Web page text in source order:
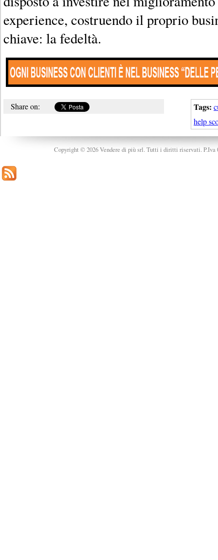
experience, costruendo il proprio
chiave: la fedeltà.
Tags:
help
Share on:
Copyright © 2026 Vendere di più srl. Tutti i diritti riservati. P.Iva